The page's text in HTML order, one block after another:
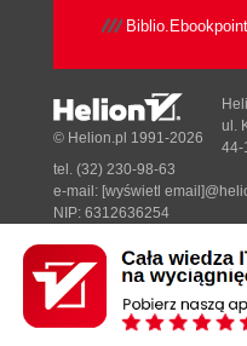
Designed with ♥ byTonik.pl
© Helion.pl 1991-2026
ul.
44-
tel. (32) 230-98-63
e-mail: [wyświetl
NIP: 6312636254
Pełna